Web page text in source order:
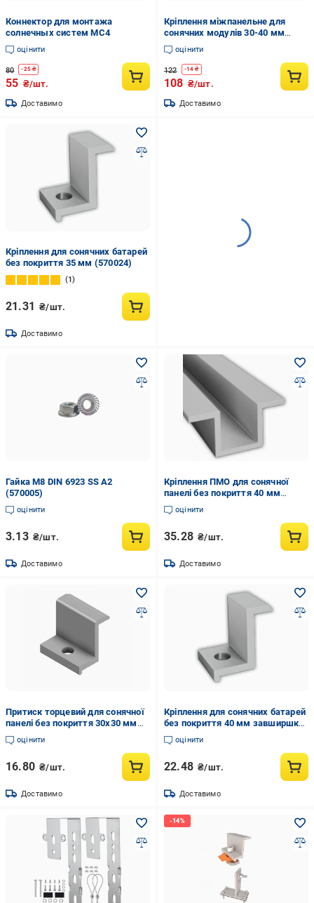
Коннектор для монтажа
солнечных систем МС4
оцінити
80 -25 ₴
55 ₴/шт.
Доставимо
Кріплення міжпанельне для
сонячних модулів 30-40 мм
(0156)
оцінити
122 -14 ₴
108 ₴/шт.
Доставимо
Кріплення для сонячних батарей
без покриття 35 мм (570024)
1
21.31 ₴/шт.
Доставимо
Гайка М8 DIN 6923 SS A2
(570005)
оцінити
3.13 ₴/шт.
Доставимо
Кріплення ПМО для сонячної
панелі без покриття 40 мм
довжина 50 мм (570013)
оцінити
35.28 ₴/шт.
Доставимо
Притиск торцевий для сонячної
панелі без покриття 30х30 мм
(570030)
оцінити
16.80 ₴/шт.
Доставимо
Кріплення для сонячних батарей
без покриття 40 мм завширшки
40 мм (570026)
оцінити
22.48 ₴/шт.
Доставимо